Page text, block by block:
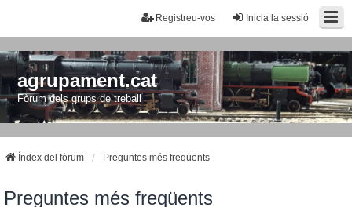
Inicia la sessió
Registreu-vos
agrupament.cat
Fòrum dels grups de treball
Índex del fòrum Preguntes més freqüents
Preguntes més freqüents